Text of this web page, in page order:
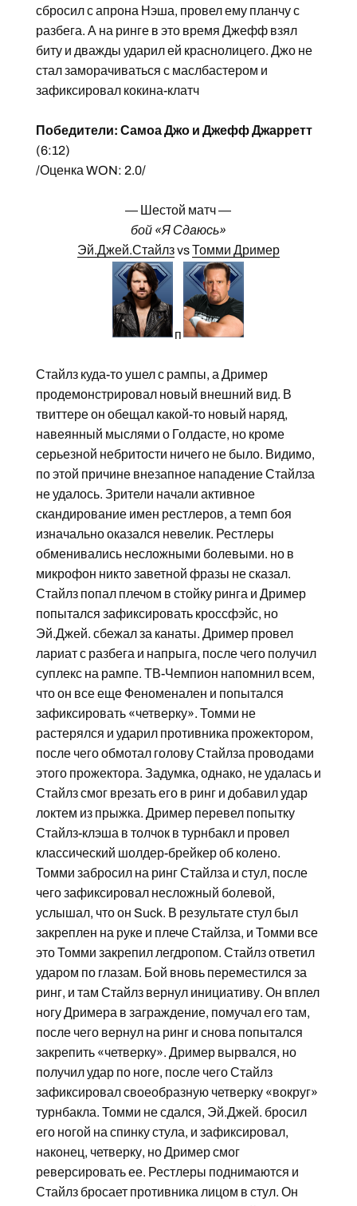
сбросил с апрона Нэша, провел ему планчу с
разбега. А на ринге в это время Джефф взял
биту и дважды ударил ей краснолицего. Джо не
стал заморачиваться с маслбастером и
зафиксировал кокина-клатч
Победители: Самоа Джо и Джефф Джарретт
(6:12)
/Оценка WON: 2.0/
— Шестой матч —
бой «Я Сдаюсь»
Эй.Джей.СтайлзvsТомми Дример
п
Стайлз куда-то ушел с рампы, а Дример
продемонстрировал новый внешний вид. В
твиттере он обещал какой-то новый наряд,
навеянный мыслями о Голдасте, но кроме
серьезной небритости ничего не было. Видимо,
по этой причине внезапное нападение Стайлза
не удалось. Зрители начали активное
скандирование имен рестлеров, а темп боя
изначально оказался невелик. Рестлеры
обменивались несложными болевыми. но в
микрофон никто заветной фразы не сказал.
Стайлз попал плечом в стойку ринга и Дример
попытался зафиксировать кроссфэйс, но
Эй.Джей. сбежал за канаты. Дример провел
лариат с разбега и напрыга, после чего получил
суплекс на рампе. ТВ-Чемпион напомнил всем,
что он все еще Феноменален и попытался
зафиксировать «четверку». Томми не
растерялся и ударил противника прожектором,
после чего обмотал голову Стайлза проводами
этого прожектора. Задумка, однако, не удалась и
Стайлз смог врезать его в ринг и добавил удар
локтем из прыжка. Дример перевел попытку
Стайлз-клэша в толчок в турнбакл и провел
классический шолдер-брейкер об колено.
Томми забросил на ринг Стайлза и стул, после
чего зафиксировал несложный болевой,
услышал, что он Suck. В результате стул был
закреплен на руке и плече Стайлза, и Томми все
это Томми закрепил легдропом. Стайлз ответил
ударом по глазам. Бой вновь переместился за
ринг, и там Стайлз вернул инициативу. Он вплел
ногу Дримера в заграждение, помучал его там,
после чего вернул на ринг и снова попытался
закрепить «четверку». Дример вырвался, но
получил удар по ноге, после чего Стайлз
зафиксировал своеобразную четверку «вокруг»
турнбакла. Томми не сдался, Эй.Джей. бросил
его ногой на спинку стула, и зафиксировал,
наконец, четверку, но Дример смог
реверсировать ее. Рестлеры поднимаются и
Стайлз бросает противника лицом в стул. Он